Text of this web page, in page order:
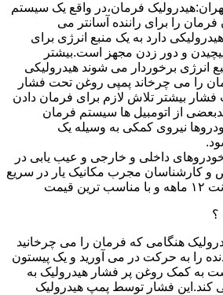
فرمان،در واقع یک سیستم
را برای راننده آسانتر می
دارد به یک منبع انرژی برای
و دور زدن مجهز است.بیشتر
انرژی برخوردار می شوند هیدرولیکی
را می چرخاند پمپی روغن تحت فشار
بیشتر تلاش لازم برای فرمان دادن
از اتومبیل ها سیستم فرمان
نیروی کمکی به وسیله یک
داخلی و خارجی و عیب یابی در
کارشناسان مجرب مکانیک یار در سریع
قیمت
؟
هنگامی که فرمان را می چرخانید
را به حرکت در می آورید و یک پیستون
به کمک روغن پر فشار هیدرولیک به
فشار توسط پمپ هیدرولیک